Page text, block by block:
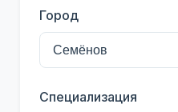
Город
Специализация